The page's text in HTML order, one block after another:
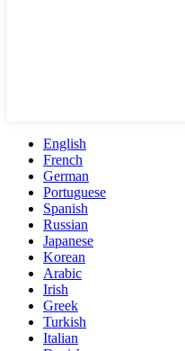
English
French
German
Portuguese
Spanish
Russian
Japanese
Korean
Arabic
Irish
Greek
Turkish
Italian